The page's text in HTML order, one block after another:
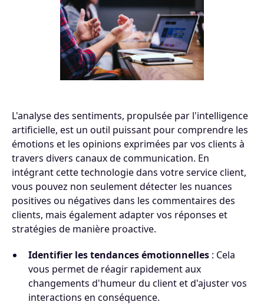
L'analyse des sentiments, propulsée par l'intelligence
artificielle, est un outil puissant pour comprendre les
émotions et les opinions exprimées par vos clients à
travers divers canaux de communication. En
intégrant cette technologie dans votre service client,
vous pouvez non seulement détecter les nuances
positives ou négatives dans les commentaires des
clients, mais également adapter vos réponses et
stratégies de manière proactive.
Identifier les tendances émotionnelles : Cela
vous permet de réagir rapidement aux
changements d'humeur du client et d'ajuster vos
interactions en conséquence.